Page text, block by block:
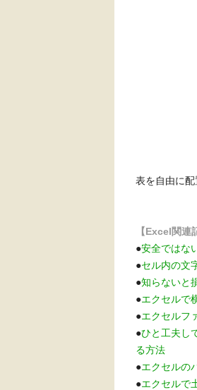
表を自由に配
【Excel関連
●安全ではな
●セル内の文
●知らないと
●エクセルで
●エクセルフ
●ひと工夫し
る方法
●エクセルの
●エクセルで